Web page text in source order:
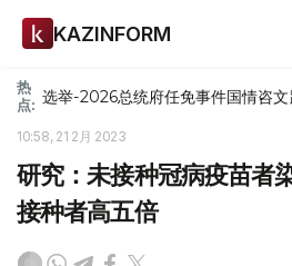
KAZINFORM
热
点: 选举-2026总统府任免事件国情咨文
10:58, 21 2月 2023
研究：未接种冠病疫苗者
接种者高五倍